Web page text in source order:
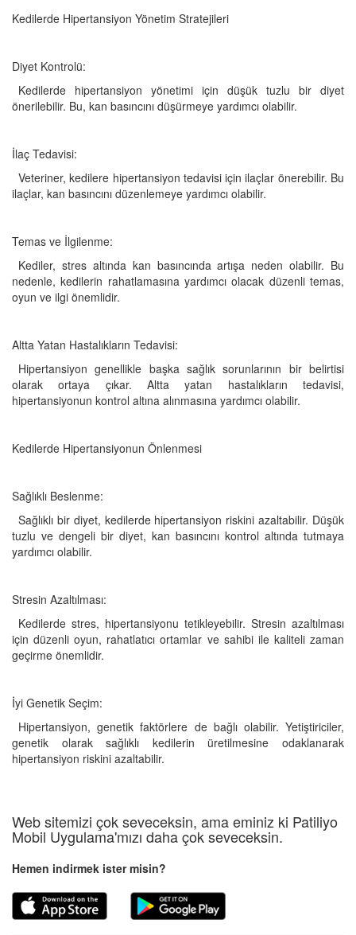
Kedilerde Hipertansiyon Yönetim Stratejileri
Diyet Kontrolü:
Kedilerde hipertansiyon yönetimi için düşük tuzlu bir diyet
önerilebilir. Bu, kan basıncını düşürmeye yardımcı olabilir.
İlaç Tedavisi:
Veteriner, kedilere hipertansiyon tedavisi için ilaçlar önerebilir. Bu
ilaçlar, kan basıncını düzenlemeye yardımcı olabilir.
Temas ve İlgilenme:
Kediler, stres altında kan basıncında artışa neden olabilir. Bu
nedenle, kedilerin rahatlamasına yardımcı olacak düzenli temas,
oyun ve ilgi önemlidir.
Altta Yatan Hastalıkların Tedavisi:
Hipertansiyon genellikle başka sağlık sorunlarının bir belirtisi
olarak ortaya çıkar. Altta yatan hastalıkların tedavisi,
hipertansiyonun kontrol altına alınmasına yardımcı olabilir.
Kedilerde Hipertansiyonun Önlenmesi
Sağlıklı Beslenme:
Sağlıklı bir diyet, kedilerde hipertansiyon riskini azaltabilir. Düşük
tuzlu ve dengeli bir diyet, kan basıncını kontrol altında tutmaya
yardımcı olabilir.
Stresin Azaltılması:
Kedilerde stres, hipertansiyonu tetikleyebilir. Stresin azaltılması
için düzenli oyun, rahatlatıcı ortamlar ve sahibi ile kaliteli zaman
geçirme önemlidir.
İyi Genetik Seçim:
Hipertansiyon, genetik faktörlere de bağlı olabilir. Yetiştiriciler,
genetik olarak sağlıklı kedilerin üretilmesine odaklanarak
hipertansiyon riskini azaltabilir.
Web sitemizi çok seveceksin, ama eminiz ki Patiliyo
Mobil Uygulama'mızı daha çok seveceksin.
Hemen indirmek ister misin?